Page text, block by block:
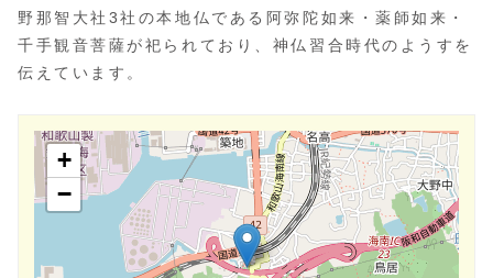
野那智大社3社の本地仏である阿弥陀如来・薬師如来・
千手観音菩薩が祀られており、神仏習合時代のようすを
伝えています。